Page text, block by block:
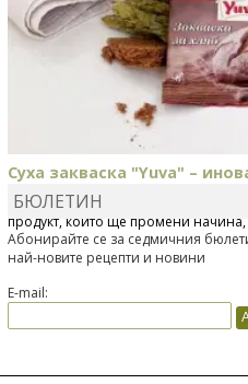
Суха закваска "Yuva" –
Отскоро Лесафр България
продукт, който ще промени начина,
БЮЛЕТИН
Абонирайте се за седмичния
най-новите рецепти и новини
E-mail: